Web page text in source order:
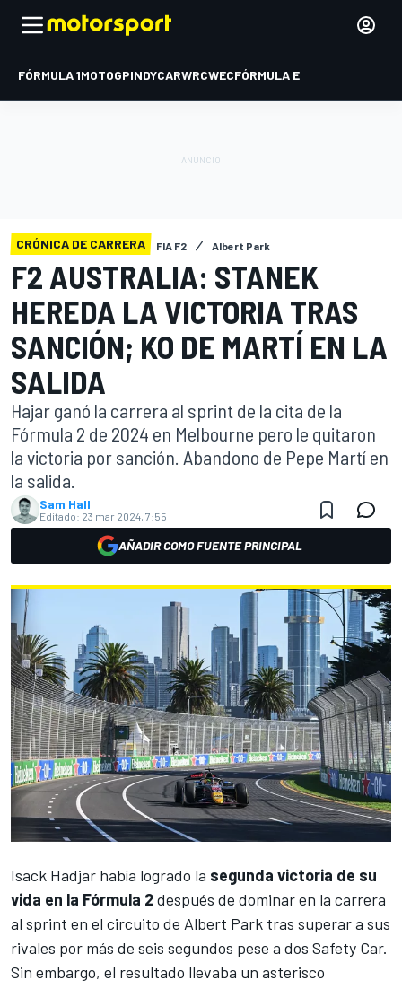
FÓRMULA 1MOTOGPINDYCARWRCWECFÓRMULA E
CRÓNICA DE CARRERA FIA F2 Albert Park
F2 AUSTRALIA: STANEK
HEREDA LA VICTORIA TRAS
SANCIÓN; KO DE MARTÍ EN LA
SALIDA
Hajar ganó la carrera al sprint de la cita de la
Fórmula 2 de 2024 en Melbourne pero le quitaron
la victoria por sanción. Abandono de Pepe Martí en
la salida.
Sam Hall
Editado: 23 mar 2024, 7:55
AÑADIR COMO FUENTE PRINCIPAL
Isack Hadjar había logrado la segunda victoria de su
vida en la Fórmula 2después de dominar en la carrera
al sprint en el circuito de Albert Park tras superar a sus
rivales por más de seis segundos pese a dos Safety Car.
Sin embargo, el resultado llevaba un asterisco